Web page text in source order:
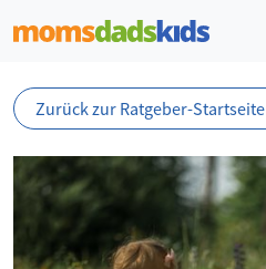
Zurück zur Ratgeber-Startseite